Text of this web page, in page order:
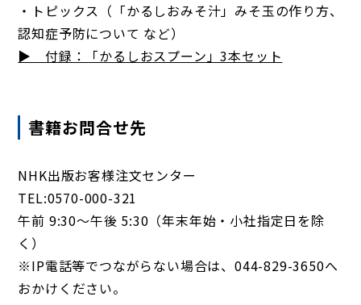
・トピックス（「かるしおみそ汁」みそ玉の作り方、
認知症予防について など）
▶ 付録：「かるしおスプーン」3本セット
書籍お問合せ先
NHK出版お客様注文センター
TEL:0570-000-321
午前 9:30～午後 5:30（年末年始・小社指定日を除
く）
※IP電話等でつながらない場合は、044-829-3650へ
おかけください。